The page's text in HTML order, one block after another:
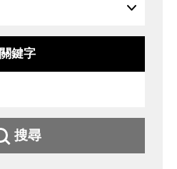
關鍵字
搜尋